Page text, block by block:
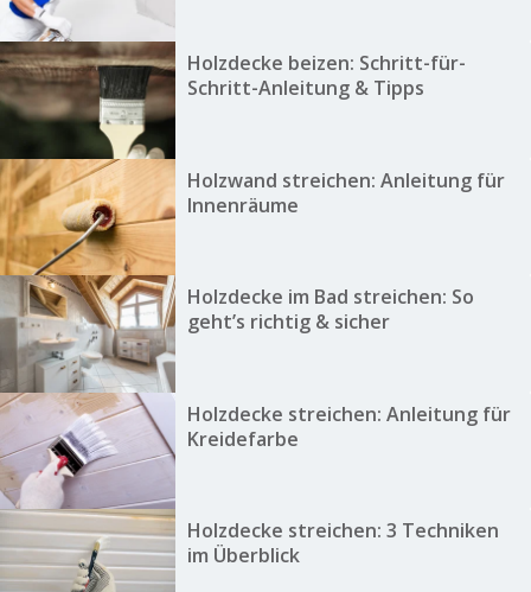
Holzdecke beizen: Schritt-für-
Schritt-Anleitung & Tipps
Holzwand streichen: Anleitung für
Innenräume
Holzdecke im Bad streichen: So
geht’s richtig & sicher
Holzdecke streichen: Anleitung für
Kreidefarbe
Holzdecke streichen: 3 Techniken
im Überblick